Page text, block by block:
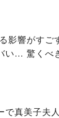
影響がすご
い… 驚くべ
真美子夫